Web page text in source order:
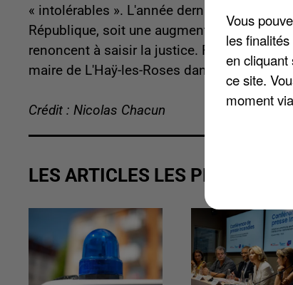
« intolérables ». L'année dernière, 2.265
République, soit une augmentation de
renoncent à saisir la justice. Récemment,
maire de L'Haÿ-les-Roses dans le Val-de-
Crédit : Nicolas Chacun
LES ARTICLES LES PLUS VUS
Vous
les
en cliquant
ce site.
moment